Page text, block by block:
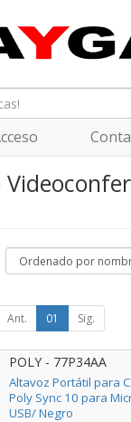
Ant. 01 Sig.
POLY - 77P34AA
Altavoz Portátil para
Poly Sync 10 para
USB/ Negro